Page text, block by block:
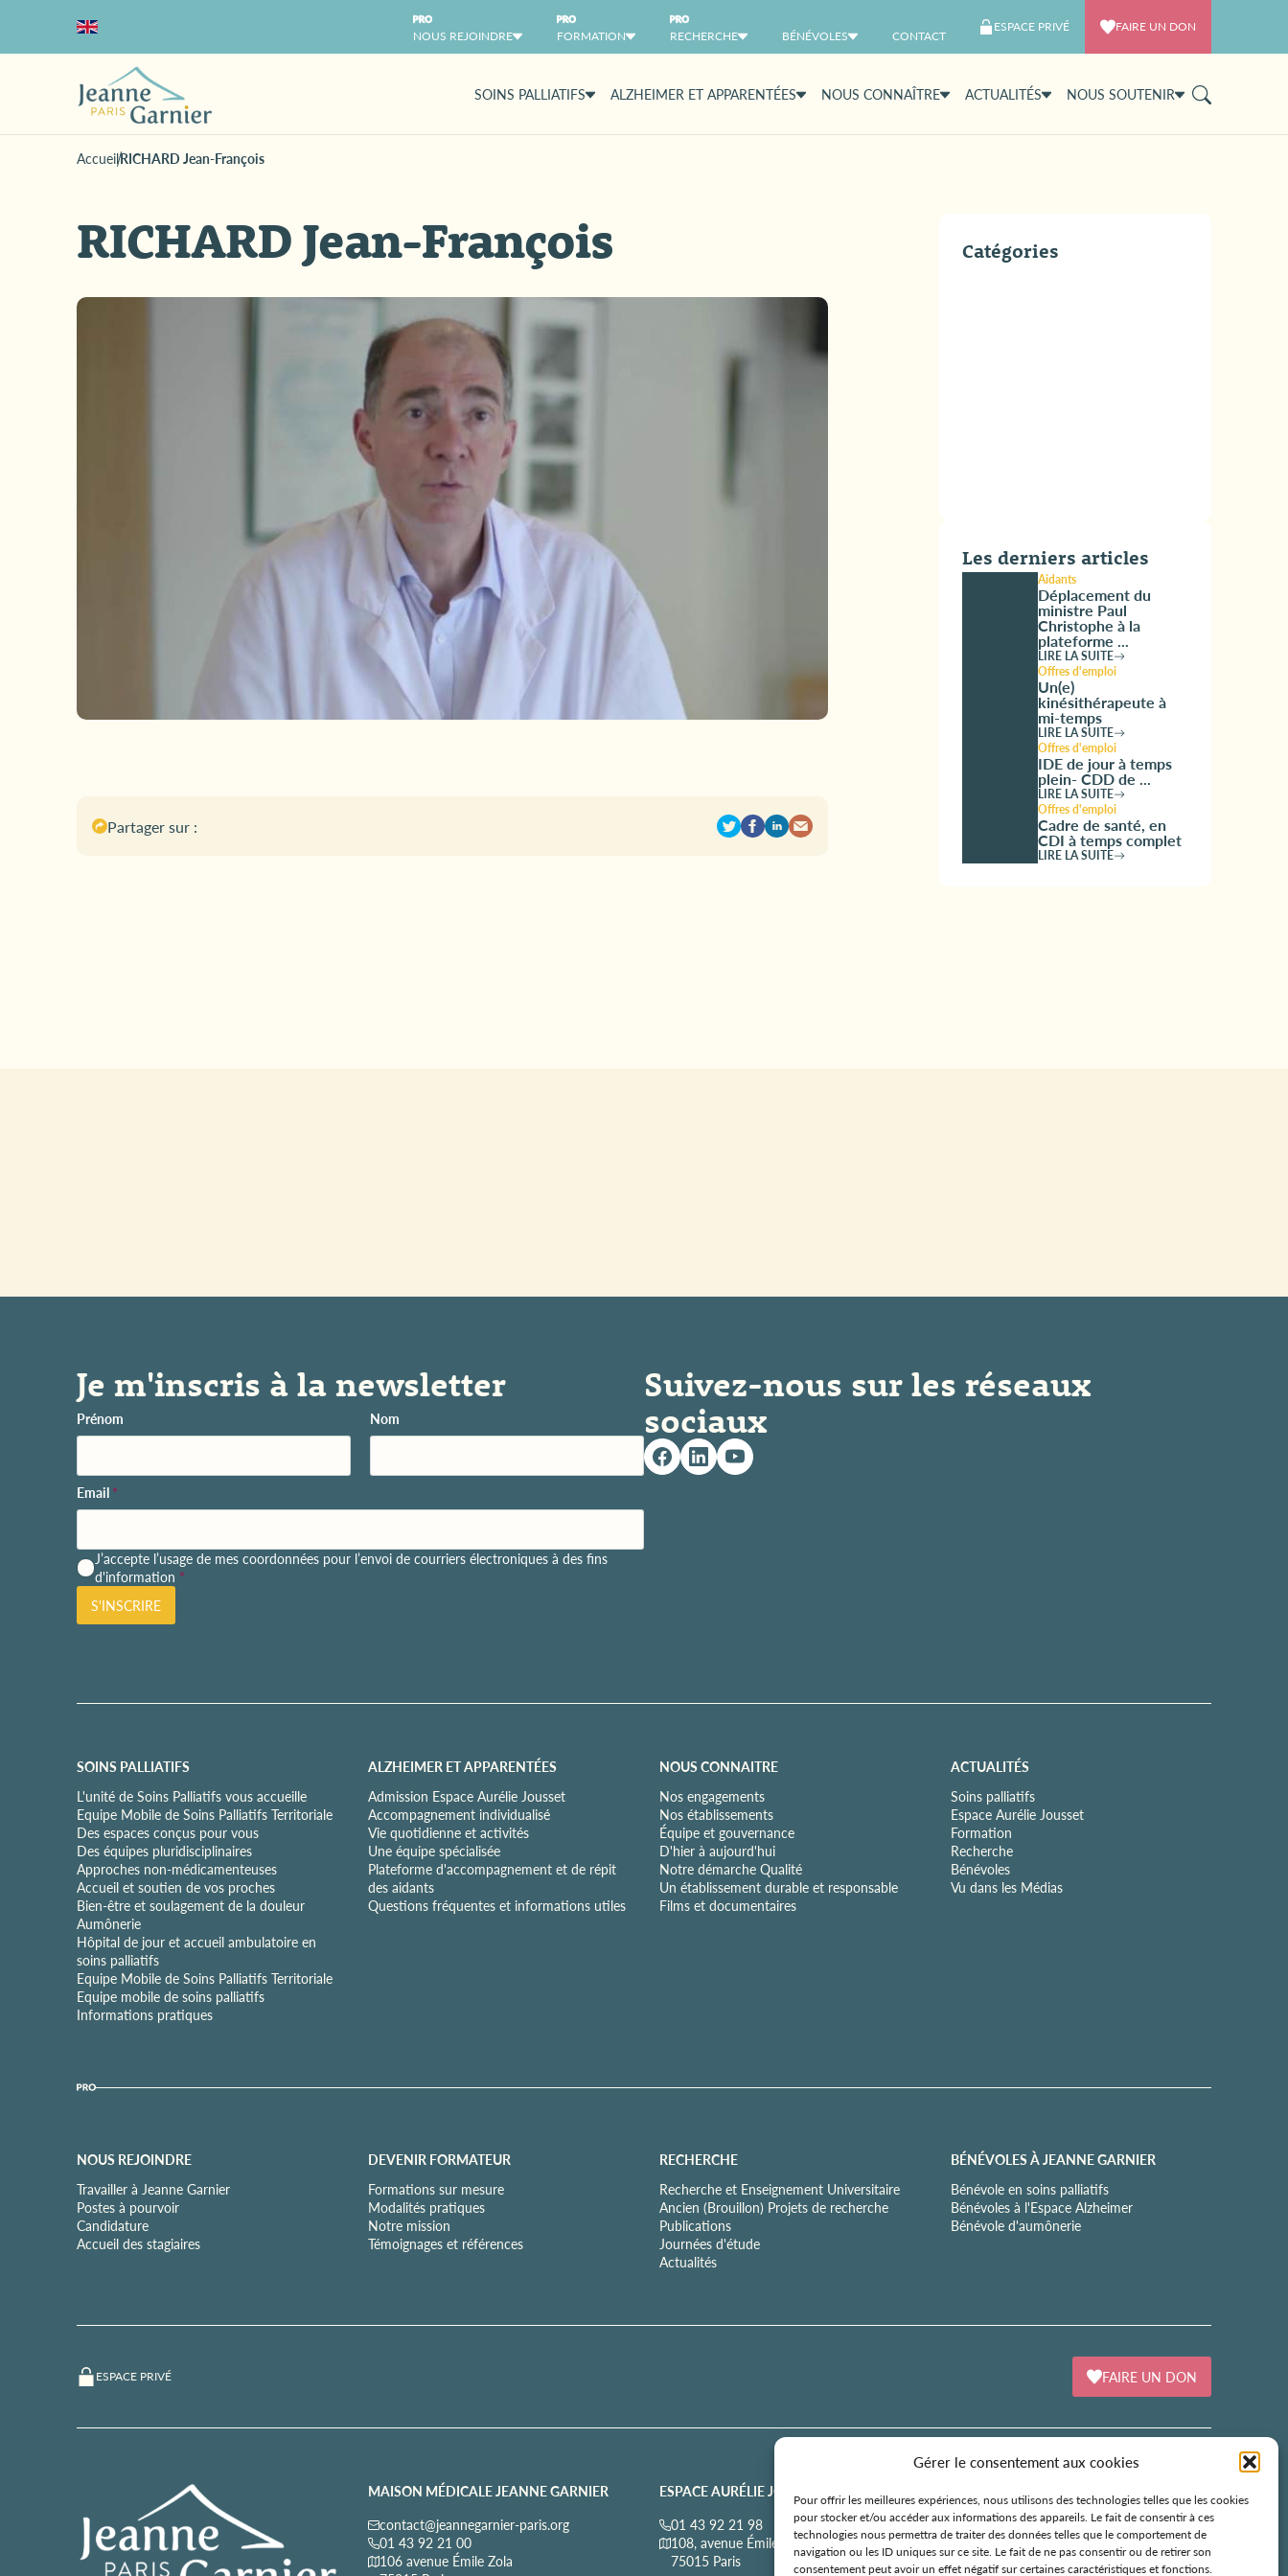
Gérer le consentement aux cookies
Pour offrir les meilleures expériences, nous utilisons des technologies telles que les cookies
pour stocker et/ou accéder aux informations des appareils. Le fait de consentir à ces
technologies nous permettra de traiter des données telles que le comportement de
navigation ou les ID uniques sur ce site. Le fait de ne pas consentir ou de retirer son
consentement peut avoir un effet négatif sur certaines caractéristiques et fonctions.
NOUS REJOINDRE FORMATION RECHERCHE BÉNÉVOLES CONTACT
ESPACE PRIVÉ FAIRE UN DON
SOINS PALLIATIFS ALZHEIMER ET APPARENTÉES NOUS CONNAÎTRE ACTUALITÉS NOUS SOUTENIR
AccueilRICHARD Jean-François
RICHARD Jean-François
Partager sur :
Catégories
Les derniers articles
Aidants
Déplacement du
ministre Paul
Christophe à la
plateforme ...
LIRE LA SUITE
Offres d'emploi
Un(e)
kinésithérapeute à
mi-temps
LIRE LA SUITE
Offres d'emploi
IDE de jour à temps
plein- CDD de ...
LIRE LA SUITE
Offres d'emploi
Cadre de santé, en
CDI à temps complet
LIRE LA SUITE
Je m'inscris à la newsletter
Prénom Nom
Email *
P
o
l
t
e
c
o
n
f
i
d
e
n
t
i
a
l
i
t
é
J’accepte l’usage de mes coordonnées pour l’envoi de courriers électroniques à des fins
d'information *
S'INSCRIRE
Suivez-nous sur les réseaux
sociaux
SOINS PALLIATIFS
L'unité de Soins Palliatifs vous accueille
Equipe Mobile de Soins Palliatifs Territoriale
Des espaces conçus pour vous
Des équipes pluridisciplinaires
Approches non-médicamenteuses
Accueil et soutien de vos proches
Bien-être et soulagement de la douleur
Aumônerie
Hôpital de jour et accueil ambulatoire en
soins palliatifs
Equipe Mobile de Soins Palliatifs Territoriale
Equipe mobile de soins palliatifs
Informations pratiques
ALZHEIMER ET APPARENTÉES
Admission Espace Aurélie Jousset
Accompagnement individualisé
Vie quotidienne et activités
Une équipe spécialisée
Plateforme d'accompagnement et de répit
des aidants
Questions fréquentes et informations utiles
NOUS CONNAITRE
Nos engagements
Nos établissements
Équipe et gouvernance
D'hier à aujourd'hui
Notre démarche Qualité
Un établissement durable et responsable
Films et documentaires
ACTUALITÉS
Soins palliatifs
Espace Aurélie Jousset
Formation
Recherche
Bénévoles
Vu dans les Médias
NOUS REJOINDRE
Travailler à Jeanne Garnier
Postes à pourvoir
Candidature
Accueil des stagiaires
DEVENIR FORMATEUR
Formations sur mesure
Modalités pratiques
Notre mission
Témoignages et références
RECHERCHE
Recherche et Enseignement Universitaire
Ancien (Brouillon) Projets de recherche
Publications
Journées d'étude
Actualités
BÉNÉVOLES À JEANNE GARNIER
Bénévole en soins palliatifs
Bénévoles à l'Espace Alzheimer
Bénévole d'aumônerie
ESPACE PRIVÉ FAIRE UN DON
MAISON MÉDICALE JEANNE GARNIER
contact@jeannegarnier-paris.org
01 43 92 21 00
106 avenue Émile Zola
ESPACE AURÉLIE JOUSSET
01 43 92 21 98
108, avenue Émile Zola
75015 Paris
ÉCOLE DE SOINS PALLIATIFS
106 avenue Émile Zola
75015 Paris